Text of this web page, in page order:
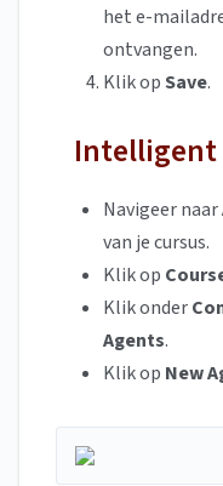
het e-
ontvangen.
Klik opSave.
Intelligent
Navigeer naar
van je cursus.
Klik op
Klik onder
Agents.
Klik op New